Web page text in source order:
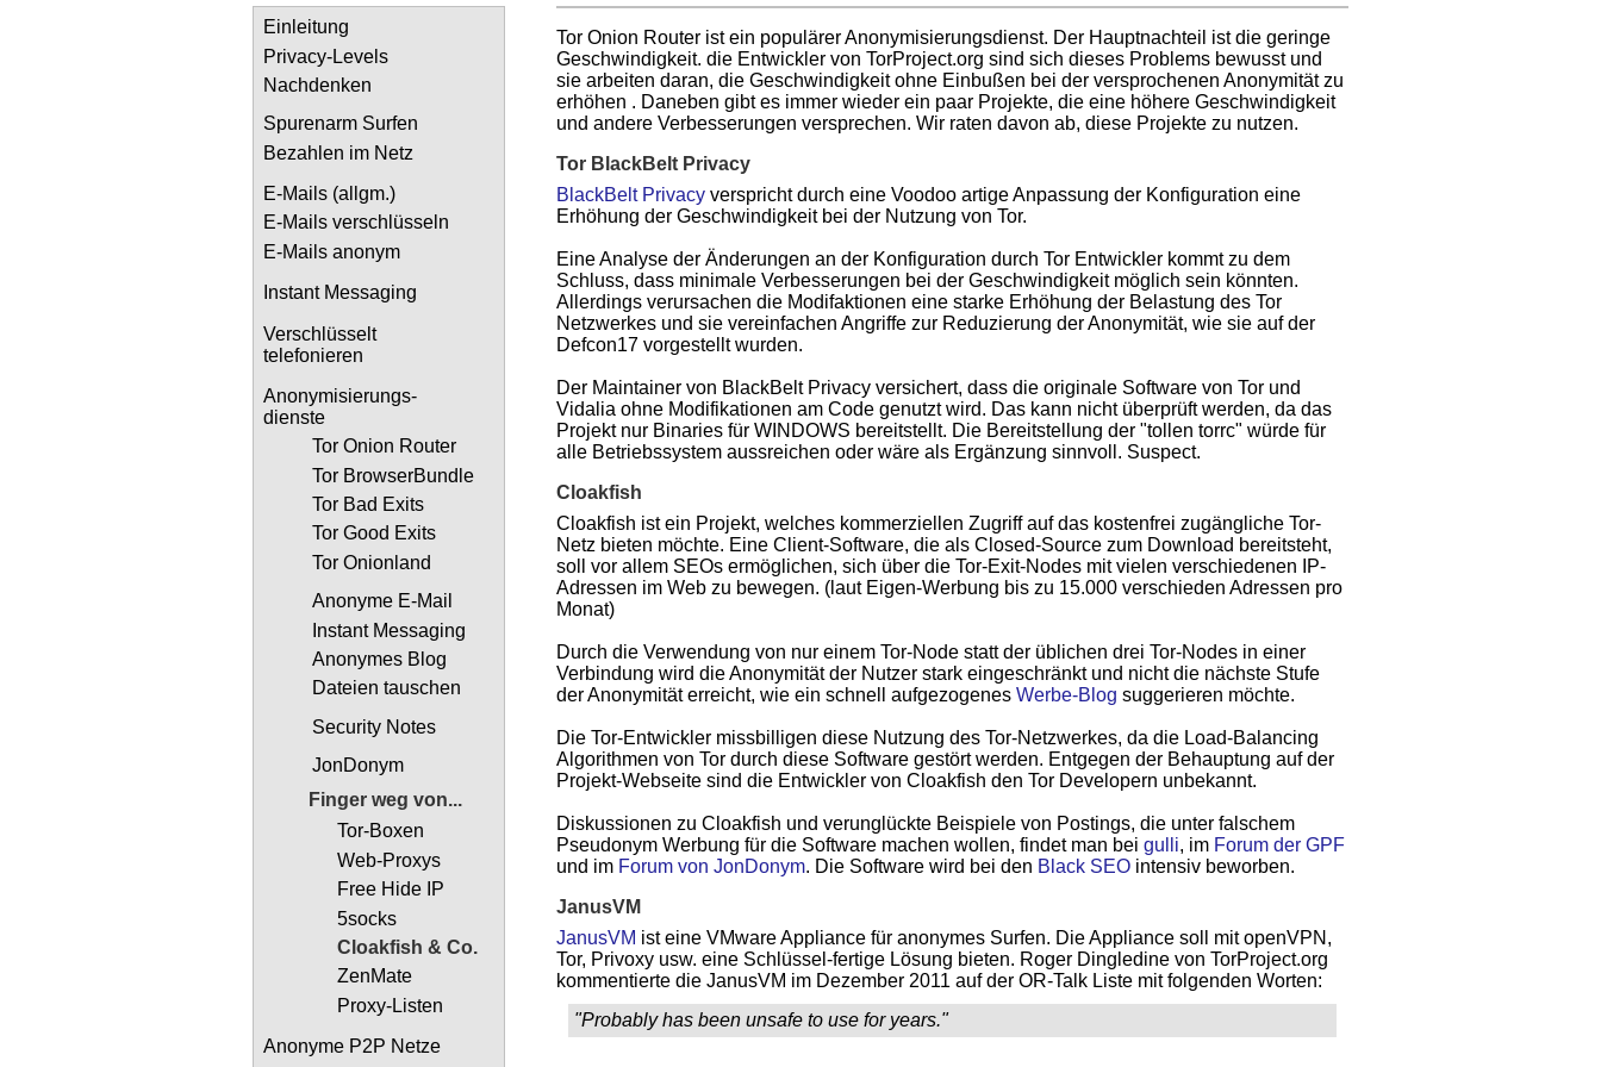
Tor Onion Router ist ein populärer Anonymisierungsdienst. Der Hauptnachteil ist die geringe
Geschwindigkeit. die Entwickler von TorProject.org sind sich dieses Problems bewusst und
sie arbeiten daran, die Geschwindigkeit ohne Einbußen bei der versprochenen Anonymität zu
erhöhen . Daneben gibt es immer wieder ein paar Projekte, die eine höhere Geschwindigkeit
und andere Verbesserungen versprechen. Wir raten davon ab, diese Projekte zu nutzen.
Tor BlackBelt Privacy
BlackBelt Privacy verspricht durch eine Voodoo artige Anpassung der Konfiguration eine
Erhöhung der Geschwindigkeit bei der Nutzung von Tor.
Eine Analyse der Änderungen an der Konfiguration durch Tor Entwickler kommt zu dem
Schluss, dass minimale Verbesserungen bei der Geschwindigkeit möglich sein könnten.
Allerdings verursachen die Modifaktionen eine starke Erhöhung der Belastung des Tor
Netzwerkes und sie vereinfachen Angriffe zur Reduzierung der Anonymität, wie sie auf der
Defcon17 vorgestellt wurden.
Der Maintainer von BlackBelt Privacy versichert, dass die originale Software von Tor und
Vidalia ohne Modifikationen am Code genutzt wird. Das kann nicht überprüft werden, da das
Projekt nur Binaries für WINDOWS bereitstellt. Die Bereitstellung der "tollen torrc" würde für
alle Betriebssystem aussreichen oder wäre als Ergänzung sinnvoll. Suspect.
Cloakfish
Cloakfish ist ein Projekt, welches kommerziellen Zugriff auf das kostenfrei zugängliche Tor-
Netz bieten möchte. Eine Client-Software, die als Closed-Source zum Download bereitsteht,
soll vor allem SEOs ermöglichen, sich über die Tor-Exit-Nodes mit vielen verschiedenen IP-
Adressen im Web zu bewegen. (laut Eigen-Werbung bis zu 15.000 verschieden Adressen pro
Monat)
Durch die Verwendung von nur einem Tor-Node statt der üblichen drei Tor-Nodes in einer
Verbindung wird die Anonymität der Nutzer stark eingeschränkt und nicht die nächste Stufe
der Anonymität erreicht, wie ein schnell aufgezogenes Werbe-Blog suggerieren möchte.
Die Tor-Entwickler missbilligen diese Nutzung des Tor-Netzwerkes, da die Load-Balancing
Algorithmen von Tor durch diese Software gestört werden. Entgegen der Behauptung auf der
Projekt-Webseite sind die Entwickler von Cloakfish den Tor Developern unbekannt.
Diskussionen zu Cloakfish und verunglückte Beispiele von Postings, die unter falschem
Pseudonym Werbung für die Software machen wollen, findet man bei gulli, im Forum der GPF
und im Forum von JonDonym. Die Software wird bei den Black SEO intensiv beworben.
JanusVM
JanusVM ist eine VMware Appliance für anonymes Surfen. Die Appliance soll mit openVPN,
Tor, Privoxy usw. eine Schlüssel-fertige Lösung bieten. Roger Dingledine von TorProject.org
kommentierte die JanusVM im Dezember 2011 auf der OR-Talk Liste mit folgenden Worten:
"Probably has been unsafe to use for years."
Einleitung
Privacy-Levels
Nachdenken
Spurenarm Surfen
Bezahlen im Netz
E-Mails (allgm.)
E-Mails verschlüsseln
E-Mails anonym
Instant Messaging
Verschlüsselt
telefonieren
Anonymisierungs-
dienste
Tor Onion Router
Tor BrowserBundle
Tor Bad Exits
Tor Good Exits
Tor Onionland
Anonyme E-Mail
Instant Messaging
Anonymes Blog
Dateien tauschen
Security Notes
JonDonym
Finger weg von...
Tor-Boxen
Web-Proxys
Free Hide IP
5socks
Cloakfish & Co.
ZenMate
Proxy-Listen
Anonyme P2P Netze